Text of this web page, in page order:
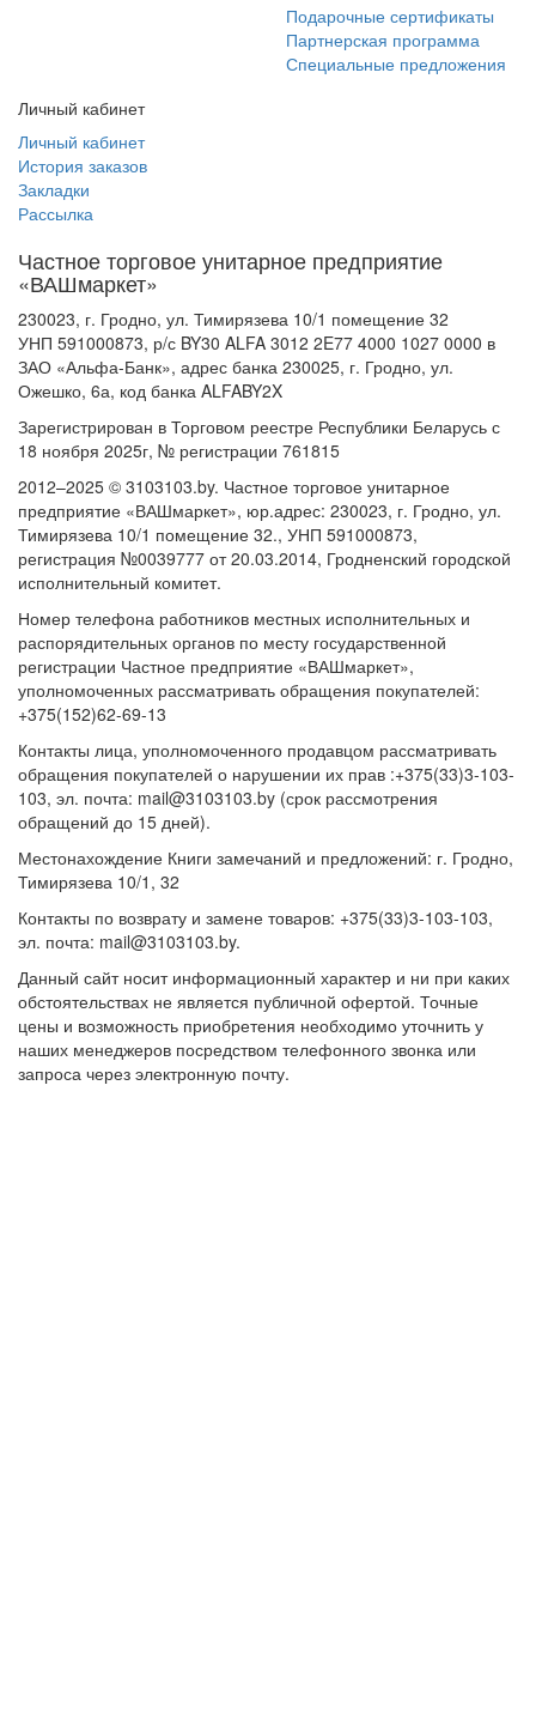
Подарочные сертификаты
Партнерская программа
Специальные предложения
Личный кабинет
Личный кабинет
История заказов
Закладки
Рассылка
Частное торговое унитарное предприятие
«ВАШмаркет»
230023, г. Гродно, ул. Тимирязева 10/1 помещение 32
УНП 591000873, р/с BY30 ALFA 3012 2E77 4000 1027 0000 в
ЗАО «Альфа-Банк», адрес банка 230025, г. Гродно, ул.
Ожешко, 6а, код банка ALFABY2X
Зарегистрирован в Торговом реестре Республики Беларусь с
18 ноября 2025г, № регистрации 761815
2012–2025 © 3103103.by. Частное торговое унитарное
предприятие «ВАШмаркет», юр.адрес: 230023, г. Гродно, ул.
Тимирязева 10/1 помещение 32., УНП 591000873,
регистрация №0039777 от 20.03.2014, Гродненский городской
исполнительный комитет.
Номер телефона работников местных исполнительных и
распорядительных органов по месту государственной
регистрации Частное предприятие «ВАШмаркет»,
уполномоченных рассматривать обращения покупателей:
+375(152)62-69-13
Контакты лица, уполномоченного продавцом рассматривать
обращения покупателей о нарушении их прав :+375(33)3-103-
103, эл. почта: mail@3103103.by (срок рассмотрения
обращений до 15 дней).
Местонахождение Книги замечаний и предложений: г. Гродно,
Тимирязева 10/1, 32
Контакты по возврату и замене товаров: +375(33)3-103-103,
эл. почта: mail@3103103.by.
Данный сайт носит информационный характер и ни при каких
обстоятельствах не является публичной офертой. Точные
цены и возможность приобретения необходимо уточнить у
наших менеджеров посредством телефонного звонка или
запроса через электронную почту.